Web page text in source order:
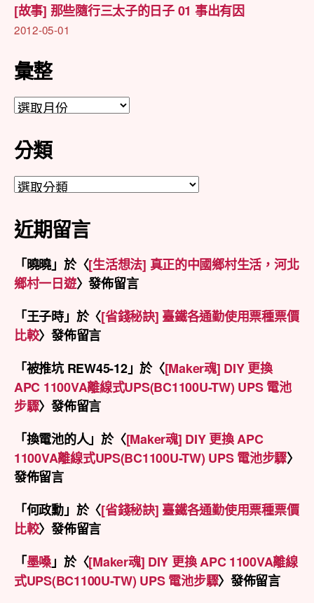
[故事] 那些隨行三太子的日子 01 事出有因
2012-05-01
彙整
彙
分類
分
近期留言
「曉曉」於〈[生活想法] 真正的中國鄉村生活，河北
鄉村一日遊〉發佈留言
「王子時」於〈[省錢秘訣] 臺鐵各通勤使用票種票價
比較〉發佈留言
「被推坑 REW45-12」於〈[Maker魂] DIY 更換
APC 1100VA離線式UPS(BC1100U-TW) UPS 電池
步驟〉發佈留言
「換電池的人」於〈[Maker魂] DIY 更換 APC
1100VA離線式UPS(BC1100U-TW) UPS 電池步驟〉
發佈留言
「何政勳」於〈[省錢秘訣] 臺鐵各通勤使用票種票價
比較〉發佈留言
「墨嗓」於〈[Maker魂] DIY 更換 APC 1100VA離線
式UPS(BC1100U-TW) UPS 電池步驟〉發佈留言